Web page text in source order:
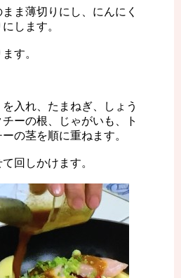
ま薄切りにし、にんにく
します。
す。
入れ、たまねぎ、しょう
ーの根、じゃがいも、ト
の茎を順に重ねます。
回しかけます。